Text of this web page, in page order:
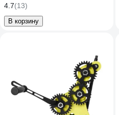
4.7(13)
В корзину